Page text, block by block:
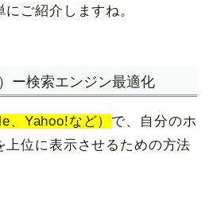
ご紹介しますね。
ー検索エンジン最適化
、Yahoo!など） で、自分のホ
上位に表示させるための方法